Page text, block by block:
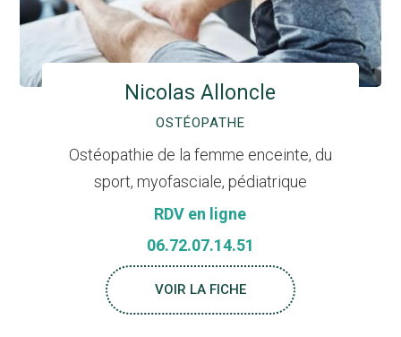
Nicolas Alloncle
OSTÉOPATHE
Ostéopathie de la femme enceinte, du
sport, myofasciale, pédiatrique
RDV en ligne
06.72.07.14.51
VOIR LA FICHE